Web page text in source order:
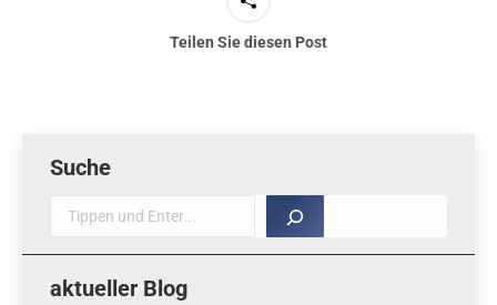
Teilen Sie diesen Post
Suche
Suche
aktueller Blog